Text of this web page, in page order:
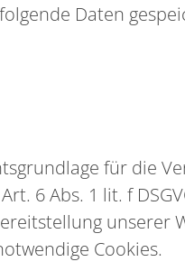
Daten
für die
6 Abs. 1 lit. f
unserer
Cookies.